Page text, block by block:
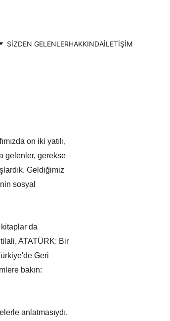
SİZDEN GELENLERHAKKINDAİLETIŞIM
on iki yatılı,
gelenler, gerekse
Geldiğimiz
sosyal
da
ATATÜRK: Bir
Geri
bakın:
anlatmasıydı.